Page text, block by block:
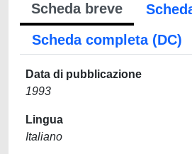
Scheda breve
Scheda completa (DC)
Data di pubblicazione
1993
Lingua
Italiano